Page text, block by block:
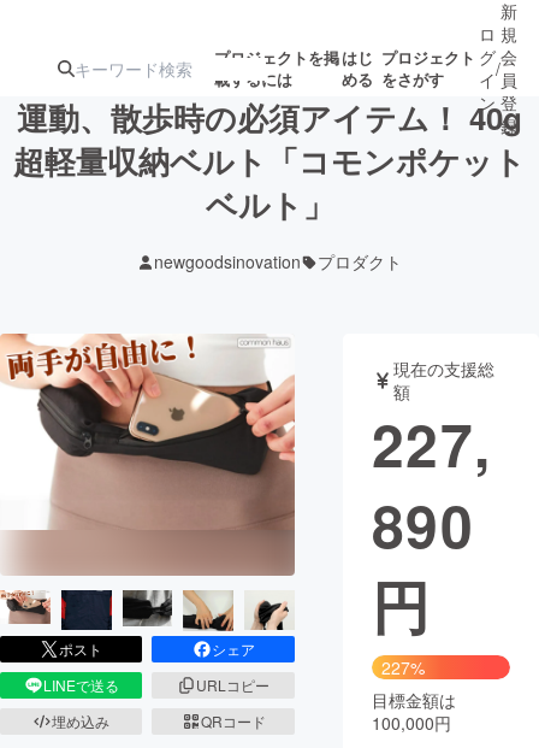
プロジェクトを掲
載するには
はじ
める
プロジェクト
をさがす
注目の新着プロ募集終了が近いプ
テクノロジー・ガジェット
映像・映画 書籍・雑誌
チャレンジ
まちづくり・地域活性化
CAMPFIRE for Social Good CAMPFIRE Creation
CAMPFIREふるさと納税
コミュニティ
ロ
グ
イ
ン
/
新
規
会
員
登
録
運動、散歩時の必須アイテム！ 40g
超軽量収納ベルト「コモンポケット
ベルト」
newgoodsinovation プロダクト
ポスト
シェア
LINEで送る
URLコピー
埋め込み
QRコード
現在の支援総
額
227,
890
円
227%
目標金額は
100,000円